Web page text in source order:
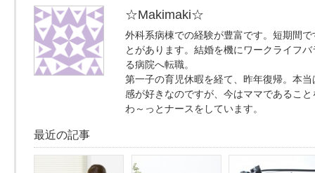
☆Makimaki☆
外科系病棟での経験が豊富です。短期間
とがあります。結婚を機にワークライフ
る病院へ転職。
第一子の育児休暇を経て、昨年復帰。本
感が好きなのですが、今はママであるこ
わ～っとナースをしています。
最近の記事